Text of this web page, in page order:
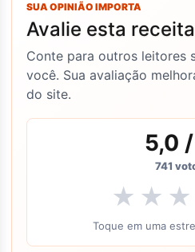
SUA OPINIÃO IMPORTA
Avalie esta receita
Conte para outros leitores
você. Sua avaliação
do site.
5,0
741
★ ★ ★
Toque em uma